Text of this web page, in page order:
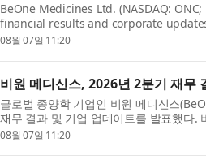
BeOne Medicines Ltd. (NASDAQ:
financial results and corporate
and CEO, BeOne, said: “These str...
08월 07일 11:20
비원 메디신스, 2026년 2분기 재무
글로벌 종양학 기업인 비원 메디신스
재무 결과 및 기업 업데이트를 발표했다.
강력한 실적은 글로벌...
08월 07일 11:20